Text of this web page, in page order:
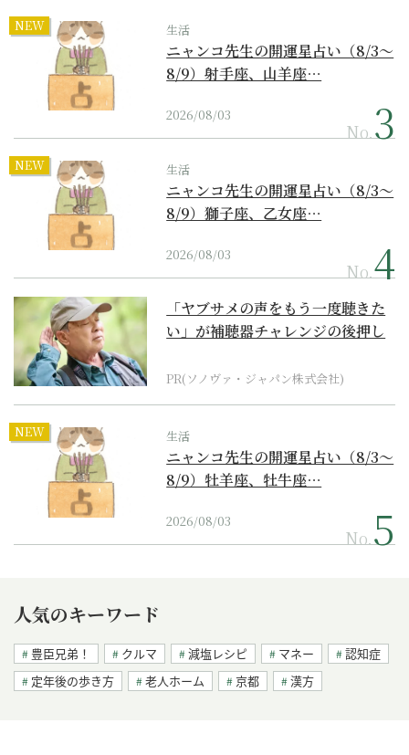
NEW 生活
ニャンコ先生の開運星占い（8/3～
8/9）射手座、山羊座…
2026/08/03
No.
NEW 生活
ニャンコ先生の開運星占い（8/3～
8/9）獅子座、乙女座…
2026/08/03
No.
「ヤブサメの声をもう一度聴きた
い」が補聴器チャレンジの後押し
PR(ソノヴァ・ジャパン株式会社)
NEW 生活
ニャンコ先生の開運星占い（8/3～
8/9）牡羊座、牡牛座…
2026/08/03
No.
人気のキーワード
豊臣兄弟！ クルマ 減塩レシピ マネー
認知症
定年後の歩き方
老人ホーム 京都 漢方